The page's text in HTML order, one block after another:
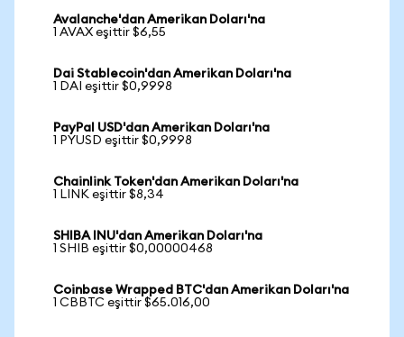
Avalanche'dan Amerikan Doları'na
1 AVAX eşittir $6,55
Dai Stablecoin'dan Amerikan Doları'na
1 DAI eşittir $0,9998
PayPal USD'dan Amerikan Doları'na
1 PYUSD eşittir $0,9998
Chainlink Token'dan Amerikan Doları'na
1 LINK eşittir $8,34
SHIBA INU'dan Amerikan Doları'na
1 SHIB eşittir $0,00000468
Coinbase Wrapped BTC'dan Amerikan Doları'na
1 CBBTC eşittir $65.016,00